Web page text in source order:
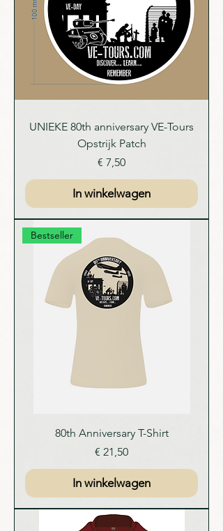
UNIEKE 80th anniversary VE-Tours
Opstrijk Patch
Prijs
€ 7,50
In winkelwagen
Bestseller
80th Anniversary T-Shirt
Prijs
€ 21,50
In winkelwagen